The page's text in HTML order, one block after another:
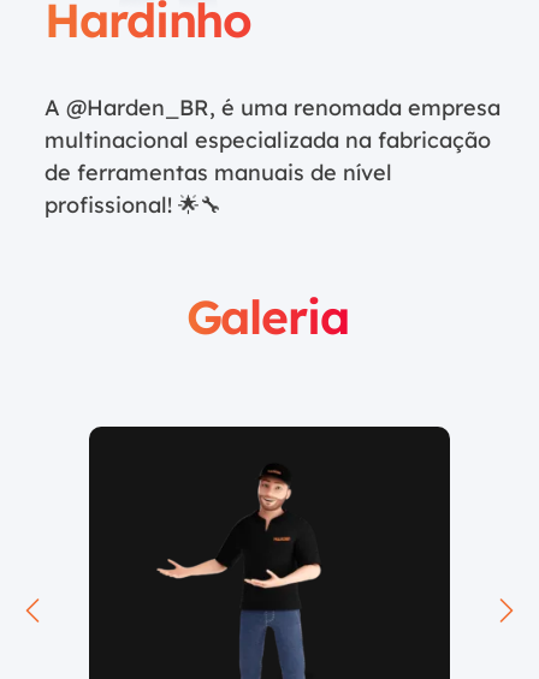
Hardinho
A @Harden_BR, é uma renomada empresa
multinacional especializada na fabricação
de ferramentas manuais de nível
profissional! 🌟🔧
Galeria